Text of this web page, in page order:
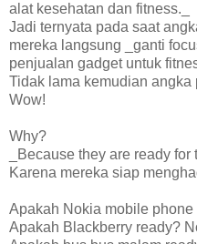
alat kesehatan dan fitness._
Jadi ternyata pada saat
mereka langsung _ganti
penjualan gadget untuk
Tidak lama kemudian
Wow!
Why?
_Because they are ready for
Karena mereka siap
Apakah Nokia mobile phone
Apakah Blackberry ready?